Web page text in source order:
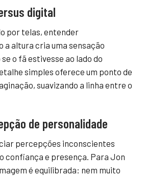
digital
por telas, entender
altura cria uma sensação
o fã estivesse ao lado do
simples oferece um ponto de
suavizando a linha entre o
de personalidade
percepções inconscientes
confiança e presença. Para Jon
é equilibrada: nem muito